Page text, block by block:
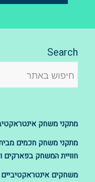
Search
מתקני משחק
חוויית המשחק בפארקים
משחקים